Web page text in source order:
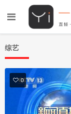
综艺
0